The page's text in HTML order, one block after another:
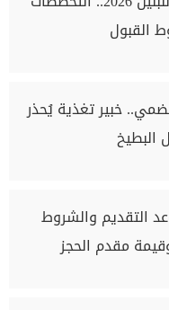
القبول
خبير تغذية يُحذر
البطيخ
2027.. موعد التقديم والشروط
مقدم الحجز